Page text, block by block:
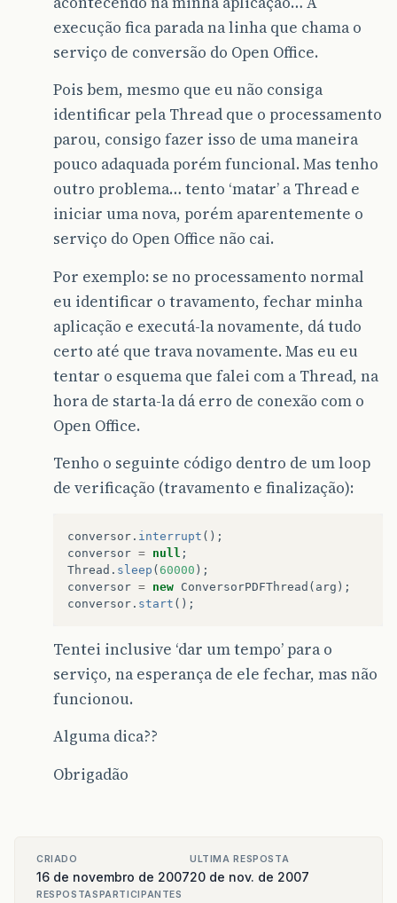
execução fica parada na linha que chama o
serviço de conversão do Open Office.
Pois bem, mesmo que eu não consiga
identificar pela Thread que o processamento
parou, consigo fazer isso de uma maneira
pouco adaquada porém funcional. Mas tenho
outro problema… tento ‘matar’ a Thread e
iniciar uma nova, porém aparentemente o
serviço do Open Office não cai.
Por exemplo: se no processamento normal
eu identificar o travamento, fechar minha
aplicação e executá-la novamente, dá tudo
certo até que trava novamente. Mas eu eu
tentar o esquema que falei com a Thread, na
hora de starta-la dá erro de conexão com o
Open Office.
Tenho o seguinte código dentro de um loop
de verificação (travamento e finalização):
conversor . interrupt ();
conversor = null ;
Thread . sleep (60000 );
conversor = new ConversorPDFThread ( arg );
conversor . start ();
Tentei inclusive ‘dar um tempo’ para o
serviço, na esperança de ele fechar, mas não
funcionou.
Alguma dica??
Obrigadão
CRIADO
16 de novembro de 2007
ULTIMA RESPOSTA
20 de nov. de 2007
RESPOSTASPARTICIPANTES